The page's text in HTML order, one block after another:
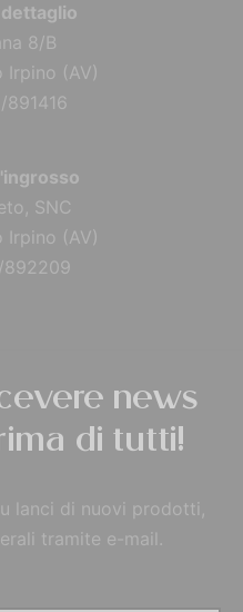
8/B
Irpino (AV)
891416
SNC
Irpino (AV)
892209
news
di tutti!
lanci di nuovi prodotti,
tramite e-mail.